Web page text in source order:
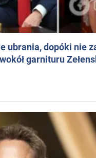
ubrania, dopóki nie
garnituru